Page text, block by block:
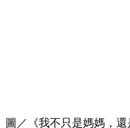
圖／《我不只是媽媽，還